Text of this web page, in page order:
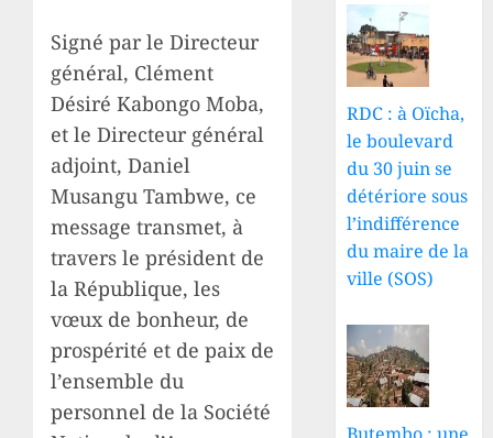
Signé par le Directeur
général, Clément
Désiré Kabongo Moba,
et le Directeur général
adjoint, Daniel
Musangu Tambwe, ce
message transmet, à
travers le président de
la République, les
vœux de bonheur, de
prospérité et de paix de
l’ensemble du
personnel de la Société
RDC : à Oïcha,
le boulevard
du 30 juin se
détériore sous
l’indifférence
du maire de la
ville (SOS)